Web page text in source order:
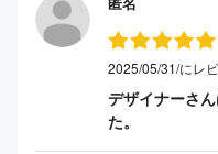
2025/05/31/にレ
デザイナーさ
た。